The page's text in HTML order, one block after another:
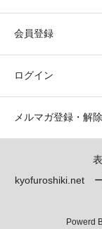
会員登録
ログイン
メルマガ登録・解除
kyofuroshiki.net ー
Powerd